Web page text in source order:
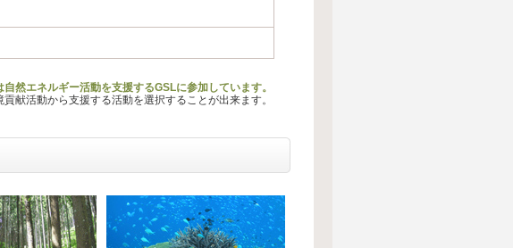
然エネルギー活動を支援するGSLに参加しています。
献活動から支援する活動を選択することが出来ます。